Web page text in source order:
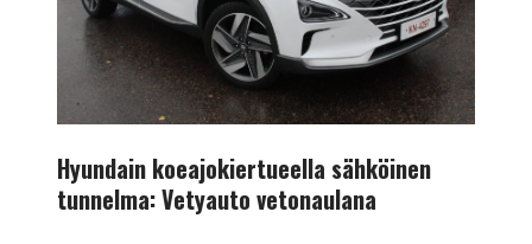
Hyundain koeajokiertueella sähköinen
tunnelma: Vetyauto vetonaulana